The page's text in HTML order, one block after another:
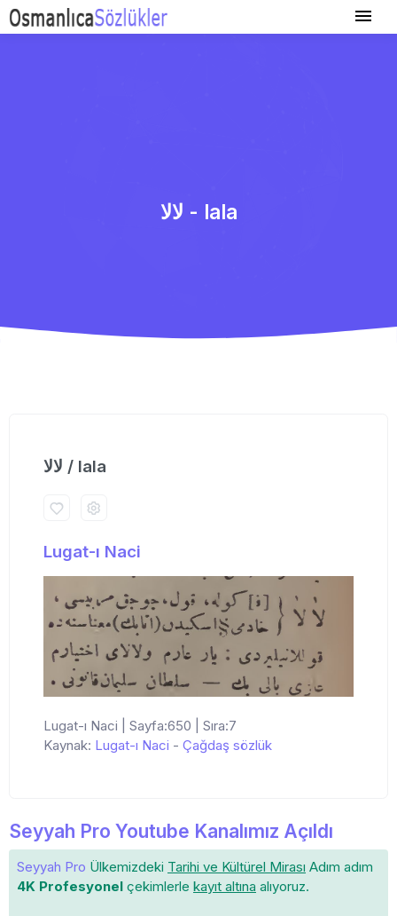
لالا - lala
لالا / lala
Lugat-ı Naci
Lugat-ı Naci | Sayfa:650 | Sıra:7
Kaynak: Lugat-ı Naci - Çağdaş sözlük
Seyyah Pro Youtube Kanalımız Açıldı
Seyyah Pro Ülkemizdeki Tarihi ve Kültürel Mirası Adım adım
4K Profesyonel çekimlerle kayıt altına alıyoruz.